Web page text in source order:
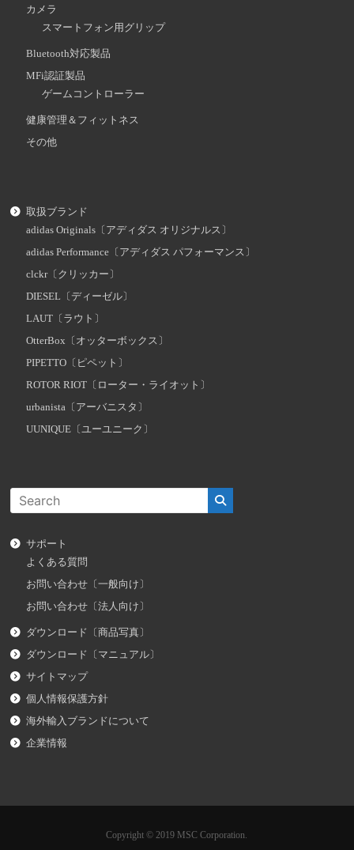
カメラ
スマートフォン用グリップ
Bluetooth対応製品
MFi認証製品
ゲームコントローラー
健康管理＆フィットネス
その他
取扱ブランド
adidas Originals〔アディダス オリジナルス〕
adidas Performance〔アディダス パフォーマンス〕
clckr〔クリッカー〕
DIESEL〔ディーゼル〕
LAUT〔ラウト〕
OtterBox〔オッターボックス〕
PIPETTO〔ピペット〕
ROTOR RIOT〔ローター・ライオット〕
urbanista〔アーバニスタ〕
UUNIQUE〔ユーユニーク〕
サポート
よくある質問
お問い合わせ〔一般向け〕
お問い合わせ〔法人向け〕
ダウンロード〔商品写真〕
ダウンロード〔マニュアル〕
サイトマップ
個人情報保護方針
海外輸入ブランドについて
企業情報
Copyright © 2019 MSC Corporation.